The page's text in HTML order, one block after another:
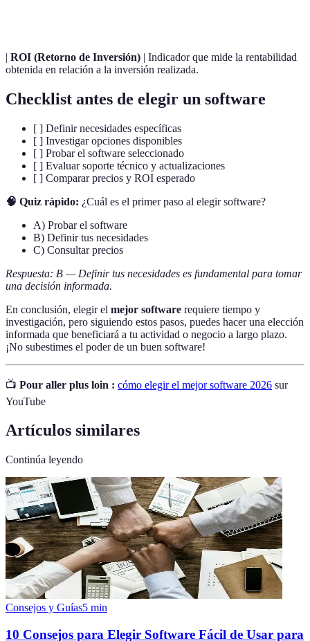
| ROI (Retorno de Inversión) | Indicador que mide la rentabilidad
obtenida en relación a la inversión realizada.
Checklist antes de elegir un software
[ ] Definir necesidades específicas
[ ] Investigar opciones disponibles
[ ] Probar el software seleccionado
[ ] Evaluar soporte técnico y actualizaciones
[ ] Comparar precios y ROI esperado
🧠 Quiz rápido: ¿Cuál es el primer paso al elegir software?
A) Probar el software
B) Definir tus necesidades
C) Consultar precios
Respuesta: B — Definir tus necesidades es fundamental para tomar
una decisión informada.
En conclusión, elegir el mejor software requiere tiempo y
investigación, pero siguiendo estos pasos, puedes hacer una elección
informada que beneficiará a tu actividad o negocio a largo plazo.
¡No subestimes el poder de un buen software!
📺 Pour aller plus loin : cómo elegir el mejor software 2026 sur
YouTube
Artículos similares
Continúa leyendo
Consejos y Guías5 min
10 Consejos para Elegir Software Fácil de Usar para